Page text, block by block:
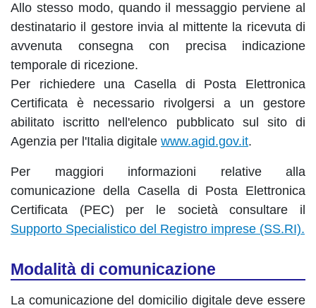
Allo stesso modo, quando il messaggio perviene al
destinatario il gestore invia al mittente la ricevuta di
avvenuta consegna con precisa indicazione
temporale di ricezione.
Per richiedere una Casella di Posta Elettronica
Certificata è necessario rivolgersi a un gestore
abilitato iscritto nell'elenco pubblicato sul sito di
Agenzia per l'Italia digitale www.agid.gov.it.
Per maggiori informazioni relative alla
comunicazione della Casella di Posta Elettronica
Certificata (PEC) per le società consultare il
Supporto Specialistico del Registro imprese (SS.RI).
Modalità di comunicazione
La comunicazione del domicilio digitale deve essere